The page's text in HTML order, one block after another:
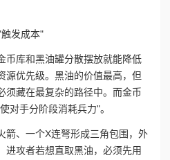
发成本"
币库和黑油罐分散摆放就能降低
源优先级。黑油的价值最高，但
须藏在最复杂的路径中。而金币
对手分阶段消耗兵力"。
箭、一个X连弩形成三角包围，外
进攻者若想直取黑油，必须先用